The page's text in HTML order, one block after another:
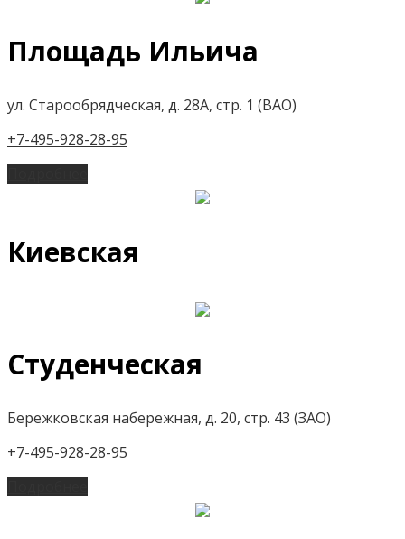
Площадь Ильича
ул. Старообрядческая, д. 28А, стр. 1 (ВАО)
+7-495-928-28-95
Киевская
Студенческая
Бережковская набережная, д. 20, стр. 43 (ЗАО)
+7-495-928-28-95